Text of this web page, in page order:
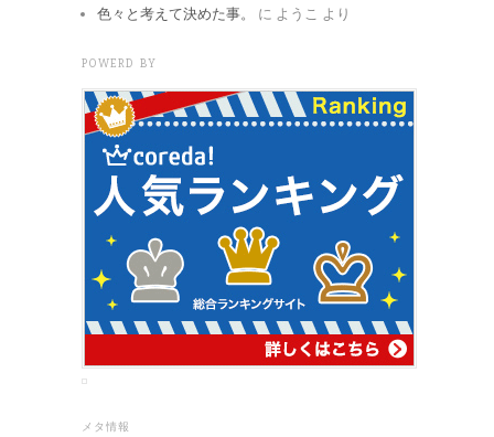
色々と考えて決めた事。
に ようこ より
POWERD BY
メタ情報